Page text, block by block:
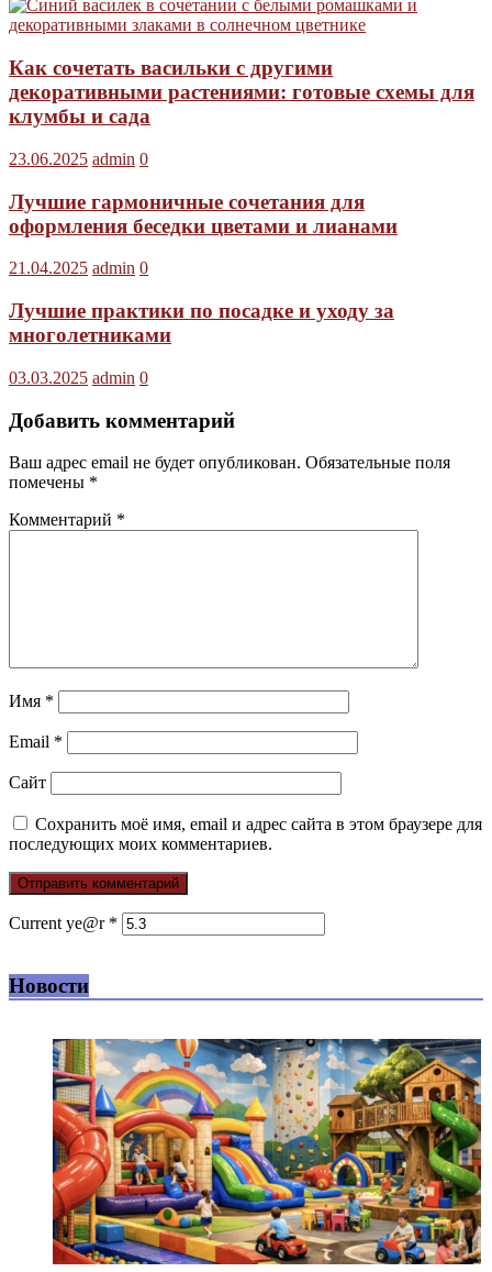
Как сочетать васильки с другими
декоративными растениями: готовые схемы для
клумбы и сада
23.06.2025 admin 0
Лучшие гармоничные сочетания для
оформления беседки цветами и лианами
21.04.2025 admin 0
Лучшие практики по посадке и уходу за
многолетниками
03.03.2025 admin 0
Добавить комментарий
Ваш адрес email не будет опубликован. Обязательные поля
помечены *
Комментарий *
Имя *
Email *
Сайт
Сохранить моё имя, email и адрес сайта в этом браузере для
последующих моих комментариев.
Current ye@r *
Новости